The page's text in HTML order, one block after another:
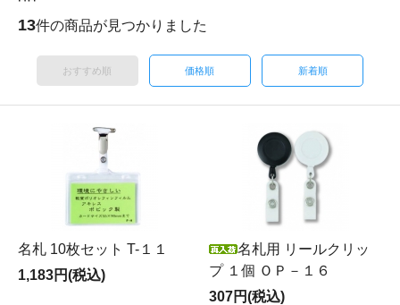
13件の商品が見つかりました
おすすめ順 価格順 新着順
名札 10枚セット T-１１
1,183円(税込)
名札用 リールクリッ
プ １個 ＯＰ－１６
307円(税込)